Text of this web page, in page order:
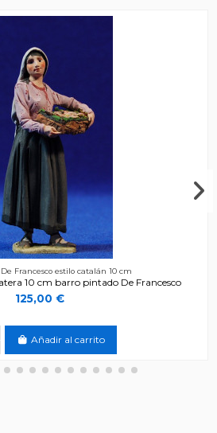
Francesco estilo catalán 10 cm
10 cm barro pintado De Francesco
125,00 €
Añadir al carrito